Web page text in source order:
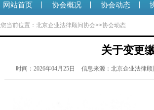
网站首页 协会概况 协会动态
您当前位置： 北京企业法律顾问协会>>协会动态
关于变更
时间：2026年04月25日 信息来源：北京企业法律顾